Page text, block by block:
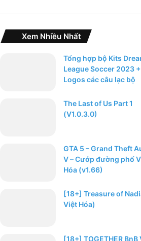
Xem Nhiều Nhất
Tổng hợp bộ Kits
League Soccer 2023 +
Logos các câu lạc bộ
The Last of Us Part 1
(V1.0.3.0)
GTA 5 – Grand Theft
V – Cướp đường phố
Hóa (v1.66)
[18+] Treasure of
Việt Hóa)
[18+] TOGETHER BnB